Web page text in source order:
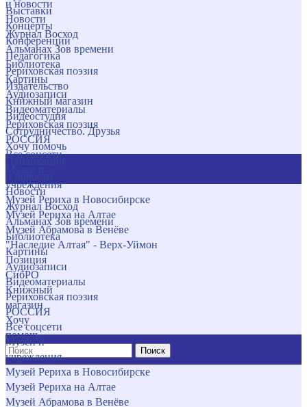
и новости
Новости
Журнал Восход
Альманах Зов времени
Библиотека
Картины
Аудиозаписи
Видеоматериалы
Рериховская поэзия
РОССИЯ
Все соцсети
учреждения
Музей Рериха в Новосибирске
Музей Рериха на Алтае
Музей Абрамова в Венёве
"Наследие Алтая" - Верх-Уймон
Позиция
СибРО
Книжный
магазин
Хочу
помочь
Поиск
Выставки
Концерты
Конференции
Педагогика
Рериховская поэзия
Издательство
Книжный магазин
Видеостудия
Сотрудничество. Друзья
Хочу помочь
Новости
Журнал Восход
Альманах Зов времени
Библиотека
Картины
Аудиозаписи
Видеоматериалы
Рериховская поэзия
РОССИЯ
Все соцсети
Музеи и
учреждения
Музей Рериха в Новосибирске
Музей Рериха на Алтае
Музей Абрамова в Венёве